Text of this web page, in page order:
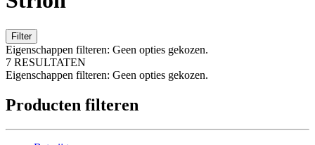
Filter
Eigenschappen filteren: Geen opties gekozen.
7 RESULTATEN
Eigenschappen filteren: Geen opties gekozen.
Producten filteren